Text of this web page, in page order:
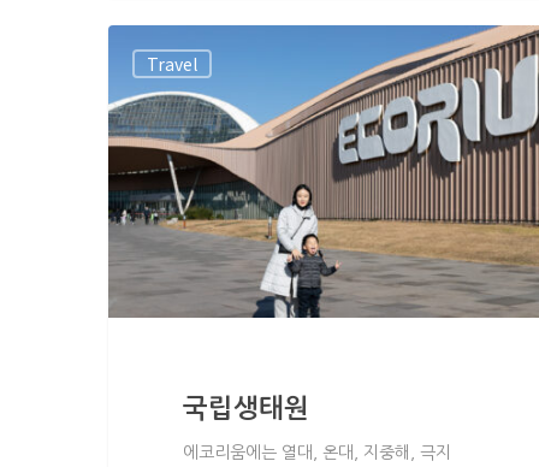
Travel
국립생태원
에코리움에는 열대, 온대, 지중해, 극지